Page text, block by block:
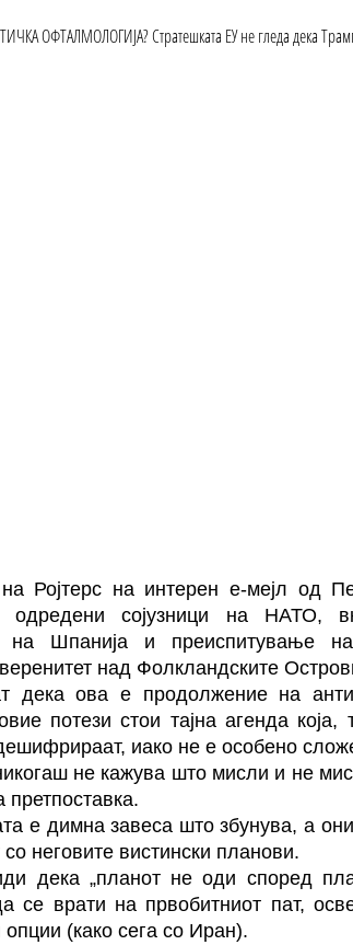
Ројтерс на интерен е-мејл од
одредени сојузници на НАТО,
на Шпанија и преиспитување на
над Фолкландските
дека ова е продолжение на
потези стои тајна агенда
иако не е особено
не кажува што мисли и не
претпоставка.
е димна завеса што збунува, а
неговите вистински планови.
дека „планот не оди според
се врати на првобитниот пат,
(како сега со Иран).